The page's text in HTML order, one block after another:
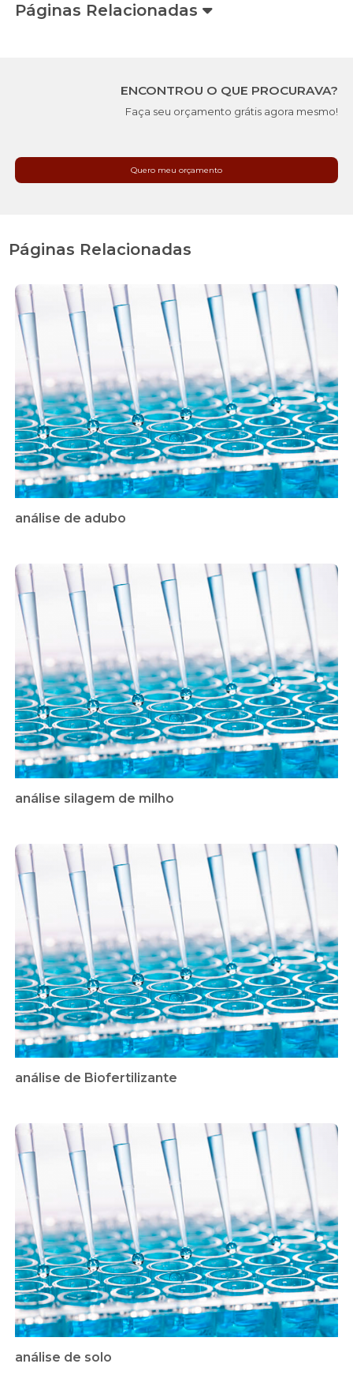
Páginas Relacionadas
ENCONTROU O QUE PROCURAVA?
Faça seu orçamento grátis agora mesmo!
Quero meu orçamento
Páginas Relacionadas
análise de adubo
análise silagem de milho
análise de Biofertilizante
análise de solo